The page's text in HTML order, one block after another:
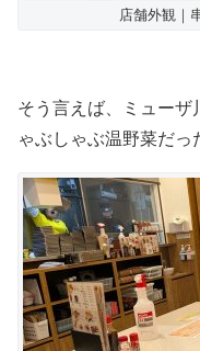
店舗外観｜
そう言えば、ミューザ
ゃぶしゃぶ温野菜だっ